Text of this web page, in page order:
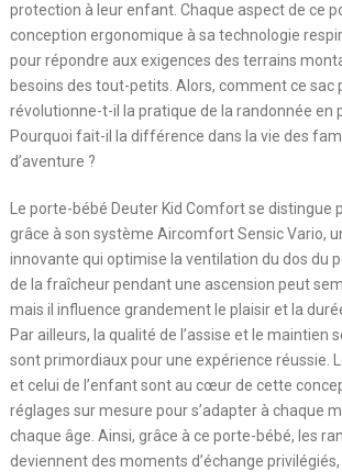
protection à leur enfant. Chaque aspect de ce
conception ergonomique à sa technologie
pour répondre aux exigences des terrains
besoins des tout-petits. Alors, comment ce sac
révolutionne-t-il la pratique de la randonnée en
Pourquoi fait-il la différence dans la vie des
d’aventure ?
Le porte-bébé Deuter Kid Comfort se distingue
grâce à son système Aircomfort Sensic Vario,
innovante qui optimise la ventilation du dos du
de la fraîcheur pendant une ascension peut
mais il influence grandement le plaisir et la
Par ailleurs, la qualité de l’assise et le maintien
sont primordiaux pour une expérience réussie.
et celui de l’enfant sont au cœur de cette
réglages sur mesure pour s’adapter à chaque
chaque âge. Ainsi, grâce à ce porte-bébé, les
deviennent des moments d’échange